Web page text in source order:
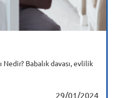
Nedir? Babalık davası, evlilik
29/01/2024